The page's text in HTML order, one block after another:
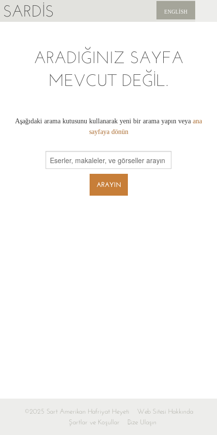
SARDIS ENGLISH
ARADIĞINIZ SAYFA
MEVCUT DEĞIL.
Aşağıdaki arama kutusunu kullanarak yeni bir arama yapın veya ana
sayfaya dönün
©2025 Sart Amerikan Hafriyat Heyeti
Web Sitesi Hakkında
Şartlar ve Koşullar
Bize Ulaşın